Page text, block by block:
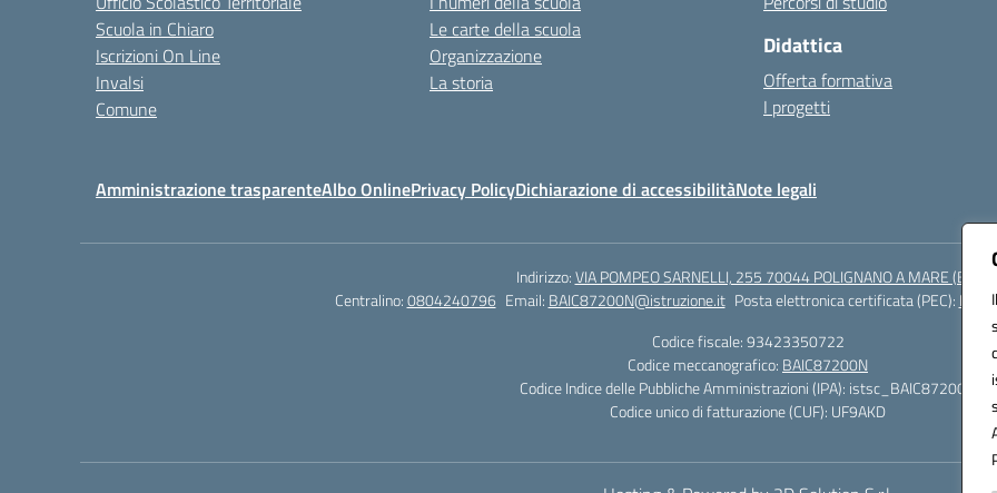
Scuola in Chiaro
Iscrizioni On Line
Invalsi
Comune
Le carte della scuola
Organizzazione
La storia
Didattica
Offerta formativa
I progetti
Amministrazione trasparenteAlbo OnlinePrivacy PolicyDichiarazione di accessibilitàNote legali
Indirizzo:VIA POMPEO SARNELLI, 255 70044 POLIGNANO A MARE (BA)
Centralino:0804240796 Email: BAIC87200N@istruzione.it Posta elettronica certificata (PEC):
Codice fiscale: 93423350722
Codice meccanografico: BAIC87200N
Codice Indice delle Pubbliche Amministrazioni (IPA): istsc_BAIC87200N
Codice unico di fatturazione (CUF): UF9AKD